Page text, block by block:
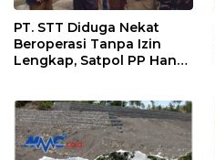
PT. STT Diduga Nekat
Beroperasi Tanpa Izin
Lengkap, Satpol PP Hanya